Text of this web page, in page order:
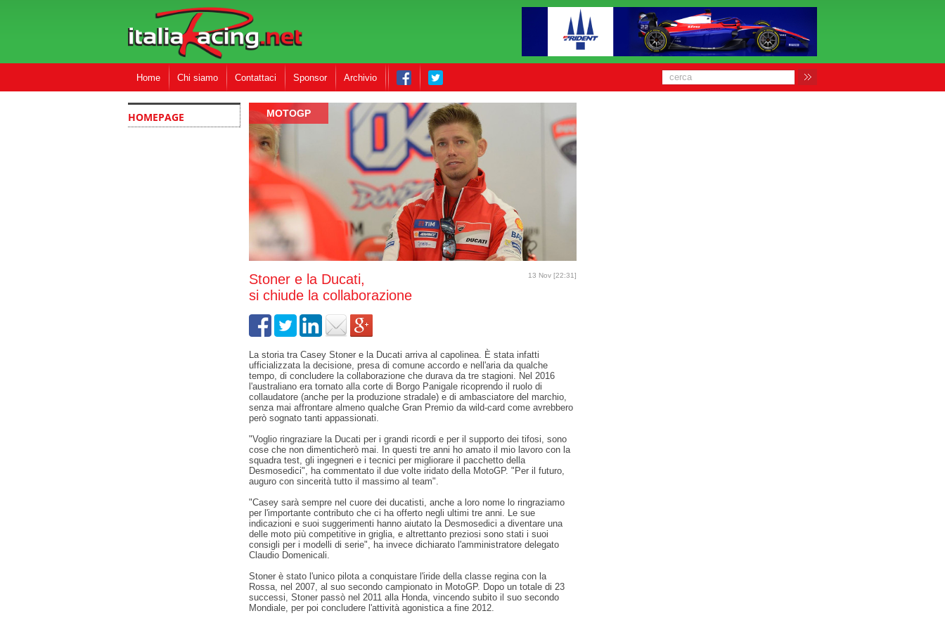
Home Chi siamo Contattaci Sponsor Archivio
HOMEPAGE MOTOGP
13 Nov [22:31]
Stoner e la Ducati,
si chiude la collaborazione
La storia tra Casey Stoner e la Ducati arriva al capolinea. È stata infatti
ufficializzata la decisione, presa di comune accordo e nell'aria da qualche
tempo, di concludere la collaborazione che durava da tre stagioni. Nel 2016
l'australiano era tornato alla corte di Borgo Panigale ricoprendo il ruolo di
collaudatore (anche per la produzione stradale) e di ambasciatore del marchio,
senza mai affrontare almeno qualche Gran Premio da wild-card come avrebbero
però sognato tanti appassionati.
"Voglio ringraziare la Ducati per i grandi ricordi e per il supporto dei tifosi, sono
cose che non dimenticherò mai. In questi tre anni ho amato il mio lavoro con la
squadra test, gli ingegneri e i tecnici per migliorare il pacchetto della
Desmosedici", ha commentato il due volte iridato della MotoGP. "Per il futuro,
auguro con sincerità tutto il massimo al team".
"Casey sarà sempre nel cuore dei ducatisti, anche a loro nome lo ringraziamo
per l'importante contributo che ci ha offerto negli ultimi tre anni. Le sue
indicazioni e suoi suggerimenti hanno aiutato la Desmosedici a diventare una
delle moto più competitive in griglia, e altrettanto preziosi sono stati i suoi
consigli per i modelli di serie", ha invece dichiarato l'amministratore delegato
Claudio Domenicali.
Stoner è stato l'unico pilota a conquistare l'iride della classe regina con la
Rossa, nel 2007, al suo secondo campionato in MotoGP. Dopo un totale di 23
successi, Stoner passò nel 2011 alla Honda, vincendo subito il suo secondo
Mondiale, per poi concludere l'attività agonistica a fine 2012.